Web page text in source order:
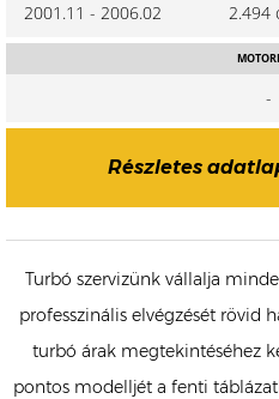
2001.11 - 2006.02 2.494
-
Részletes
Turbó szervizünk vállalja
professzinális elvégzését rövid
turbó árak megtekintéséhez
pontos modelljét a fenti